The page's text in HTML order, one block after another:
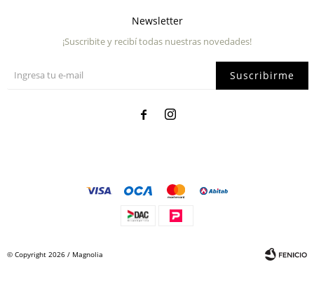
Newsletter
¡Suscribite y recibí todas nuestras novedades!
Suscribirme
 
© Copyright 2026 / Magnolia